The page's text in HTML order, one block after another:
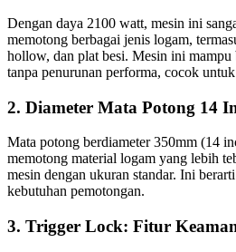
Dengan daya 2100 watt, mesin ini
memotong berbagai jenis logam,
hollow, dan plat besi. Mesin ini mampu
tanpa penurunan performa, cocok
2. Diameter Mata Potong 14
Mata potong berdiameter 350mm (14
memotong material logam yang lebih
mesin dengan ukuran standar. Ini
kebutuhan pemotongan.
3. Trigger Lock: Fitur